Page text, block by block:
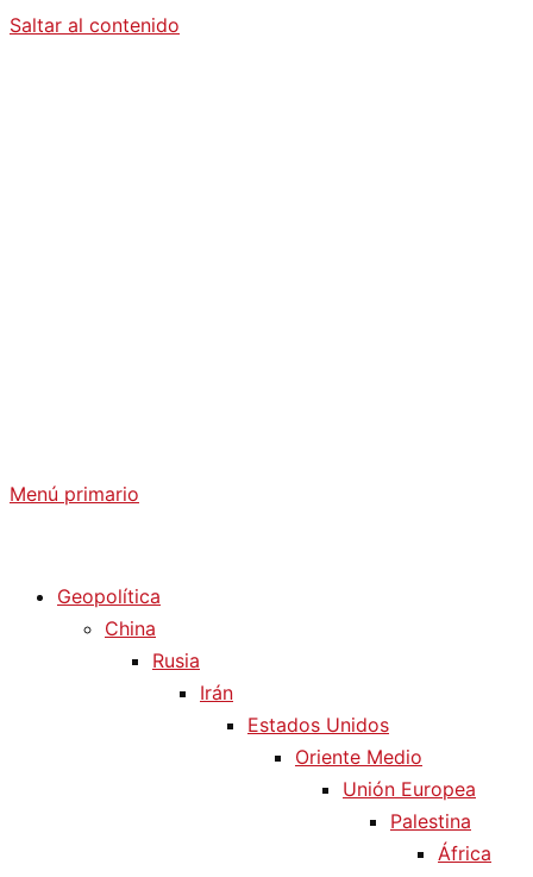
Saltar al contenido
Menú primario
Geopolítica
China
Rusia
Irán
Estados Unidos
Oriente Medio
Unión Europea
Palestina
África